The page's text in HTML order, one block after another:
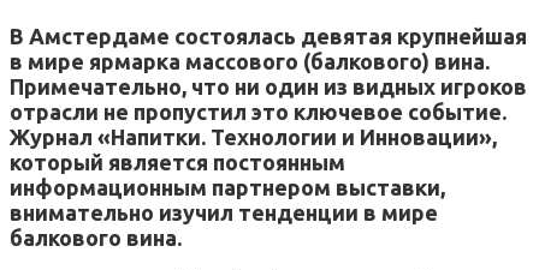
В Амстердаме состоялась девятая крупнейшая
в мире ярмарка массового (балкового) вина.
Примечательно, что ни один из видных игроков
отрасли не пропустил это ключевое событие.
Журнал «Напитки. Технологии и Инновации»,
который является постоянным
информационным партнером выставки,
внимательно изучил тенденции в мире
балкового вина.